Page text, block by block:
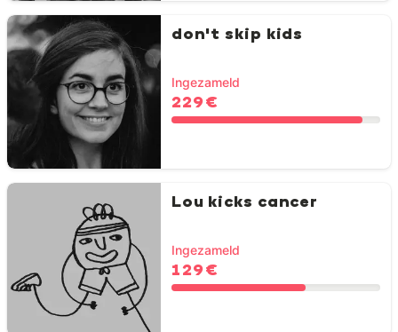
don't skip kids
Ingezameld
229 €
Lou kicks cancer
Ingezameld
129 €